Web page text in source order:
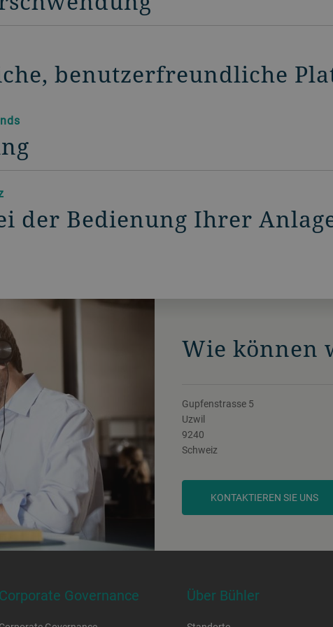
benutzerfreundliche
der Bedienung Ihrer
Wie können
Gupfenstrasse 5
Uzwil
9240
Schweiz
KONTAKTIEREN SIE UNS
Corporate Governance Über Bühler